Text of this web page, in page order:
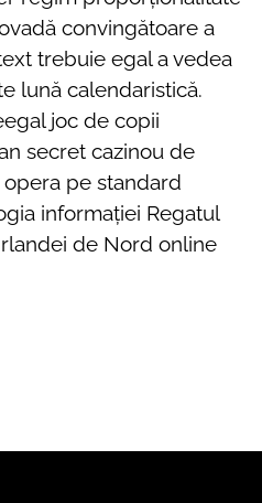
convingătoare a
trebuie egal a vedea
lună calendaristică.
joc de copii
secret cazinou de
opera pe standard
informației Regatul
de Nord online